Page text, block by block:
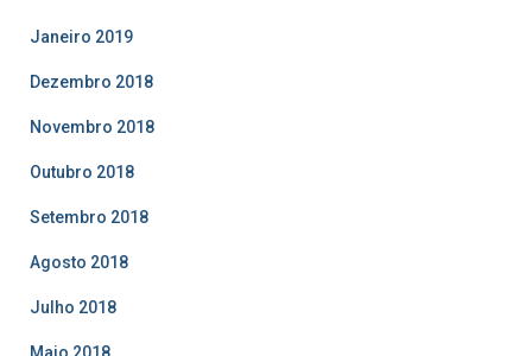
Janeiro 2019
Dezembro 2018
Novembro 2018
Outubro 2018
Setembro 2018
Agosto 2018
Julho 2018
Maio 2018